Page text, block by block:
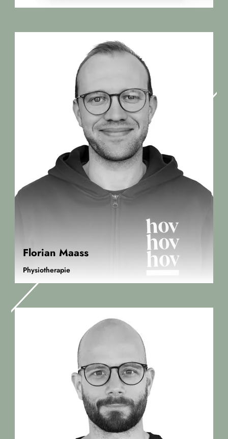
Florian Maass
Physiotherapie